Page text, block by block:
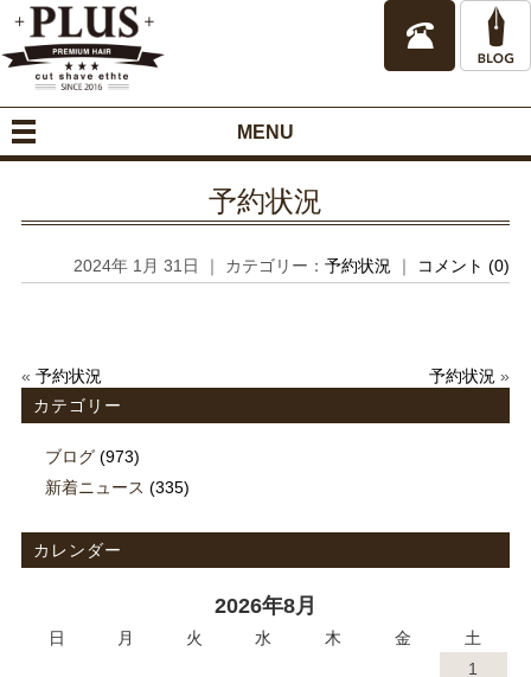
MENU
予約状況
2024年 1月 31日 ｜ カテゴリー：予約状況 ｜ コメント (0)
« 予約状況 予約状況 »
カテゴリー
ブログ(973)
新着ニュース (335)
カレンダー
2026年8月
日 月 火 水 木 金
土
1